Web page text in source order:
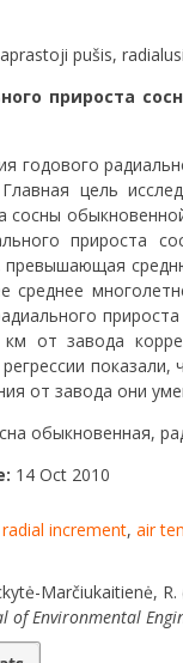
pušis,
прироста
годового
Главная цель
сосны
прироста
превышающая
от завода
от завода они
обыкновенная,
14 Oct 2010
radial increment, air
Marčiukaitienė,
of Environmental